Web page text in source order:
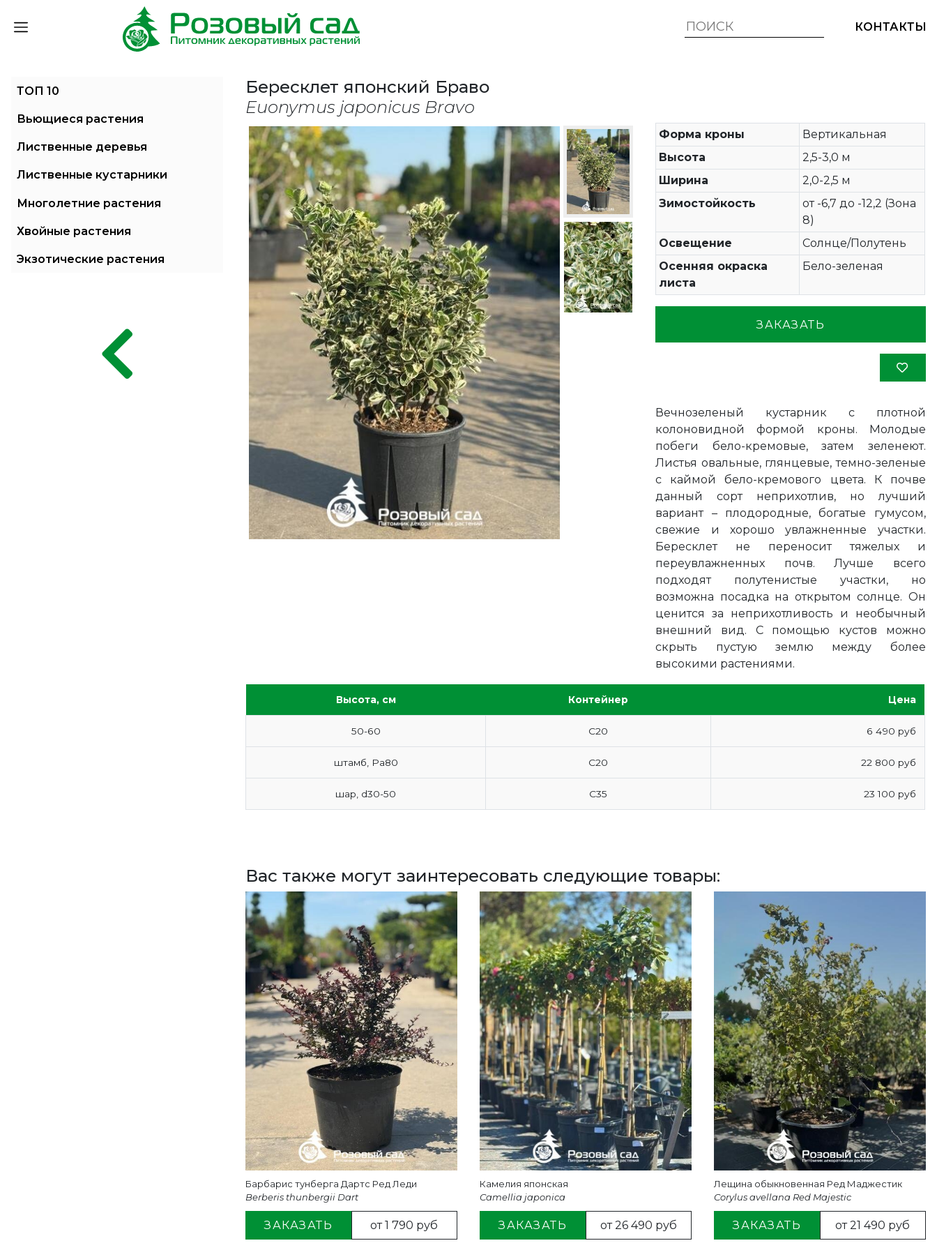
КОНТАКТЫ
ТОП 10
Вьющиеся растения
Лиственные деревья
Лиственные кустарники
Многолетние растения
Хвойные растения
Экзотические растения
Бересклет японский Браво
Euonymus japonicus Bravo
Форма кроны
Вертикальная
Высота
2,5-3,0 м
Ширина
2,0-2,5 м
Зимостойкость
от -6,7 до -12,2 (Зона
8)
Освещение
Солнце/Полутень
Осенняя окраска
листа
Бело-зеленая
ЗАКАЗАТЬ
Вечнозеленый кустарник с плотной
колоновидной формой кроны. Молодые
побеги бело-кремовые, затем зеленеют.
Листья овальные, глянцевые, темно-зеленые
с каймой бело-кремового цвета. К почве
данный сорт неприхотлив, но лучший
вариант – плодородные, богатые гумусом,
свежие и хорошо увлажненные участки.
Бересклет не переносит тяжелых и
переувлажненных почв. Лучше всего
подходят полутенистые участки, но
возможна посадка на открытом солнце. Он
ценится за неприхотливость и необычный
внешний вид. С помощью кустов можно
скрыть пустую землю между более
высокими растениями.
Высота, см Контейнер Цена
50-60 С20 6 490 руб
штамб, Ра80 С20 22 800 руб
шар, d30-50 С35 23 100 руб
Вас также могут заинтересовать следующие товары:
Барбарис тунберга Дартс Ред Леди
Berberis thunbergii Dart
ЗАКАЗАТЬ от 1 790 руб
Камелия японская
Camellia japonica
ЗАКАЗАТЬ от 26 490 руб
Лещина обыкновенная Ред Маджестик
Corylus avellana Red Majestic
ЗАКАЗАТЬ от 21 490 руб